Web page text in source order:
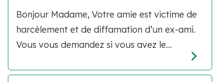
Bonjour Madame, Votre amie est victime de
harcèlement et de diffamation d’un ex-ami.
Vous vous demandez si vous avez le...